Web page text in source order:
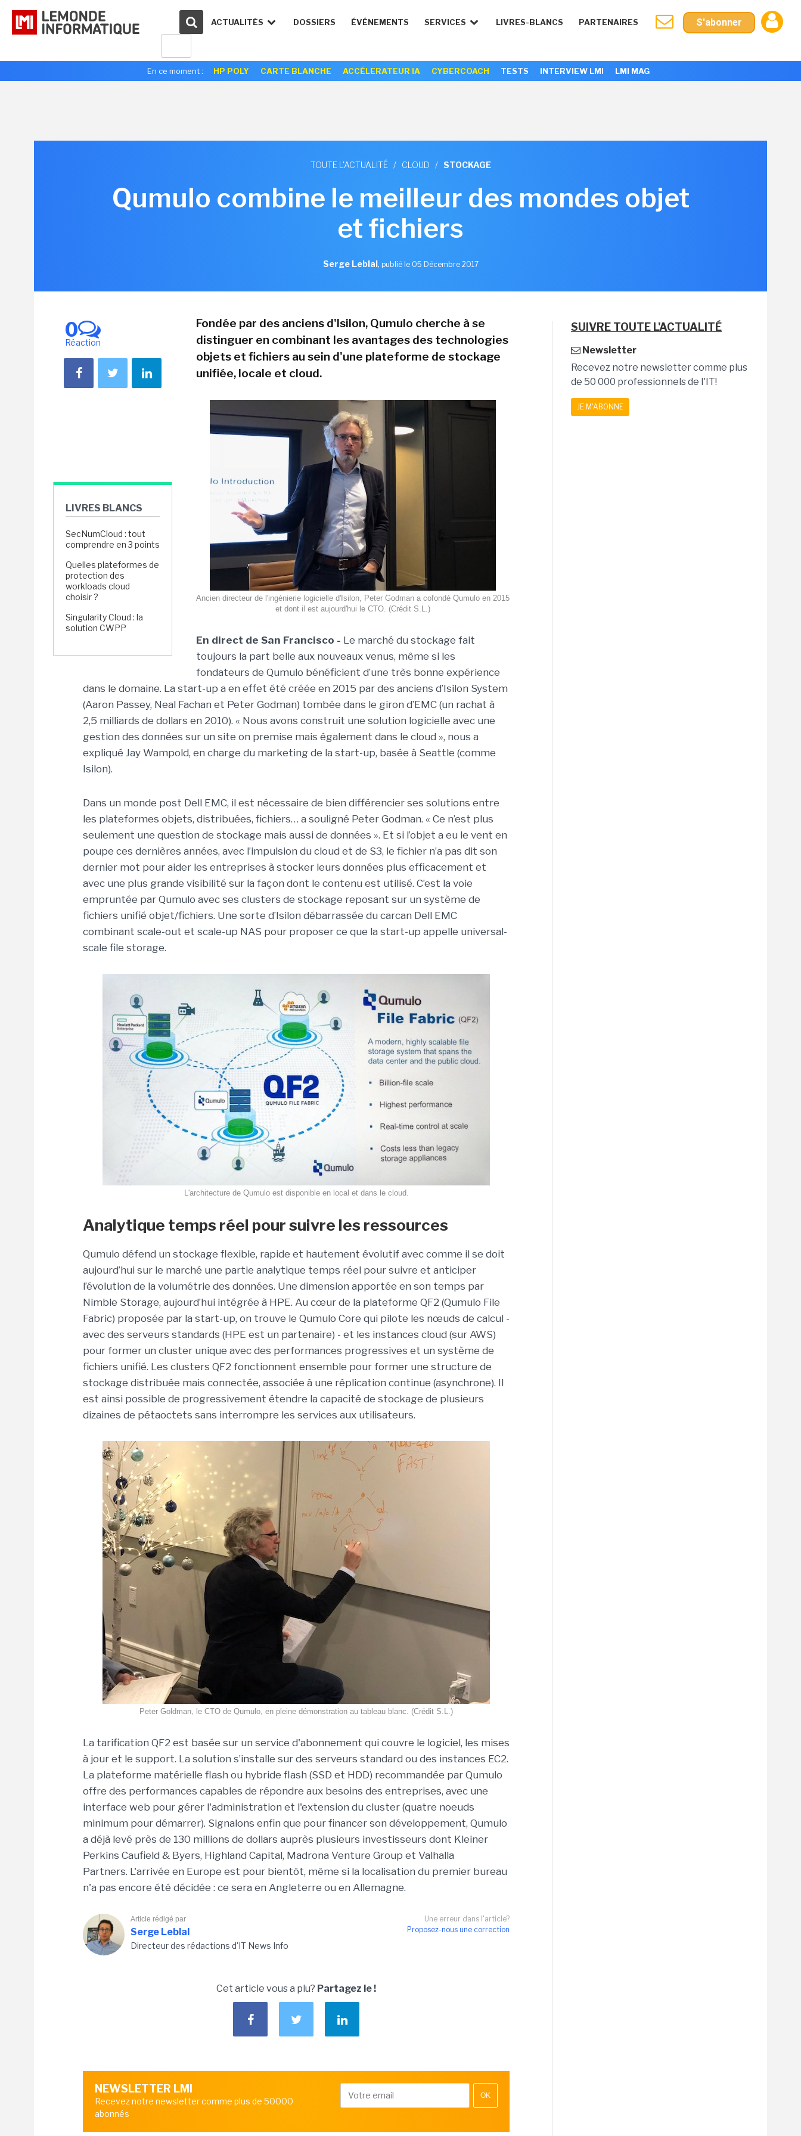
ACTUALITÉS DOSSIERS ÉVÉNEMENTS SERVICES LIVRES-BLANCS PARTENAIRES S'abonner
En ce moment : HP POLY CARTE BLANCHE ACCÉLERATEUR IA CYBERCOACH TESTS INTERVIEW LMI LMI MAG
TOUTE L'ACTUALITÉ / CLOUD / STOCKAGE
Qumulo combine le meilleur des mondes objet
et fichiers
Serge Leblal, publié le 05 Décembre 2017
0
Réaction
LIVRES BLANCS
SecNumCloud : tout
comprendre en 3 points
Quelles plateformes de
protection des
workloads cloud
choisir ?
Singularity Cloud : la
solution CWPP
Fondée par des anciens d'Isilon, Qumulo cherche à se
distinguer en combinant les avantages des technologies
objets et fichiers au sein d'une plateforme de stockage
unifiée, locale et cloud.
Ancien directeur de l'ingénierie logicielle d'Isilon, Peter Godman a cofondé Qumulo en 2015
et dont il est aujourd'hui le CTO. (Crédit S.L.)
En direct de San Francisco - Le marché du stockage fait
toujours la part belle aux nouveaux venus, même si les
fondateurs de Qumulo bénéficient d’une très bonne expérience
dans le domaine. La start-up a en effet été créée en 2015 par des anciens d’Isilon System
(Aaron Passey, Neal Fachan et Peter Godman) tombée dans le giron d’EMC (un rachat à
2,5 milliards de dollars en 2010). « Nous avons construit une solution logicielle avec une
gestion des données sur un site on premise mais également dans le cloud », nous a
expliqué Jay Wampold, en charge du marketing de la start-up, basée à Seattle (comme
Isilon).
Dans un monde post Dell EMC, il est nécessaire de bien différencier ses solutions entre
les plateformes objets, distribuées, fichiers… a souligné Peter Godman. « Ce n’est plus
seulement une question de stockage mais aussi de données ». Et si l’objet a eu le vent en
poupe ces dernières années, avec l’impulsion du cloud et de S3, le fichier n’a pas dit son
dernier mot pour aider les entreprises à stocker leurs données plus efficacement et
avec une plus grande visibilité sur la façon dont le contenu est utilisé. C’est la voie
empruntée par Qumulo avec ses clusters de stockage reposant sur un système de
fichiers unifié objet/fichiers. Une sorte d’Isilon débarrassée du carcan Dell EMC
combinant scale-out et scale-up NAS pour proposer ce que la start-up appelle universal-
scale file storage.
L'architecture de Qumulo est disponible en local et dans le cloud.
Analytique temps réel pour suivre les ressources
Qumulo défend un stockage flexible, rapide et hautement évolutif avec comme il se doit
aujourd’hui sur le marché une partie analytique temps réel pour suivre et anticiper
l’évolution de la volumétrie des données. Une dimension apportée en son temps par
Nimble Storage, aujourd’hui intégrée à HPE. Au cœur de la plateforme QF2 (Qumulo File
Fabric) proposée par la start-up, on trouve le Qumulo Core qui pilote les nœuds de calcul -
avec des serveurs standards (HPE est un partenaire) - et les instances cloud (sur AWS)
pour former un cluster unique avec des performances progressives et un système de
fichiers unifié. Les clusters QF2 fonctionnent ensemble pour former une structure de
stockage distribuée mais connectée, associée à une réplication continue (asynchrone). Il
est ainsi possible de progressivement étendre la capacité de stockage de plusieurs
dizaines de pétaoctets sans interrompre les services aux utilisateurs.
Peter Goldman, le CTO de Qumulo, en pleine démonstration au tableau blanc. (Crédit S.L.)
La tarification QF2 est basée sur un service d'abonnement qui couvre le logiciel, les mises
à jour et le support. La solution s’installe sur des serveurs standard ou des instances EC2.
La plateforme matérielle flash ou hybride flash (SSD et HDD) recommandée par Qumulo
offre des performances capables de répondre aux besoins des entreprises, avec une
interface web pour gérer l'administration et l'extension du cluster (quatre noeuds
minimum pour démarrer). Signalons enfin que pour financer son développement, Qumulo
a déjà levé près de 130 millions de dollars auprès plusieurs investisseurs dont Kleiner
Perkins Caufield & Byers, Highland Capital, Madrona Venture Group et Valhalla
Partners. L'arrivée en Europe est pour bientôt, même si la localisation du premier bureau
n'a pas encore été décidée : ce sera en Angleterre ou en Allemagne.
Une erreur dans l'article?
Proposez-nous une correction
Article rédigé par
Serge Leblal
Directeur des rédactions d'IT News Info
Cet article vous a plu? Partagez le !
NEWSLETTER LMI
Recevez notre newsletter comme plus de 50000
abonnés
OK
SUIVRE TOUTE L'ACTUALITÉ
Newsletter
Recevez notre newsletter comme plus
de 50 000 professionnels de l'IT!
JE M'ABONNE